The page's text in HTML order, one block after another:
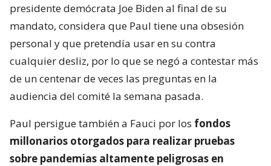
presidente demócrata Joe Biden al final de su
mandato, considera que Paul tiene una obsesión
personal y que pretendía usar en su contra
cualquier desliz, por lo que se negó a contestar más
de un centenar de veces las preguntas en la
audiencia del comité la semana pasada.
Paul persigue también a Fauci por los fondos
millonarios otorgados para realizar pruebas
sobre pandemias altamente peligrosas en